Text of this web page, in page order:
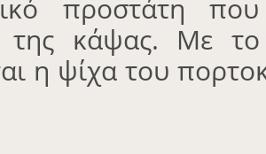
προστάτη
της κάψας. Με
η ψίχα του